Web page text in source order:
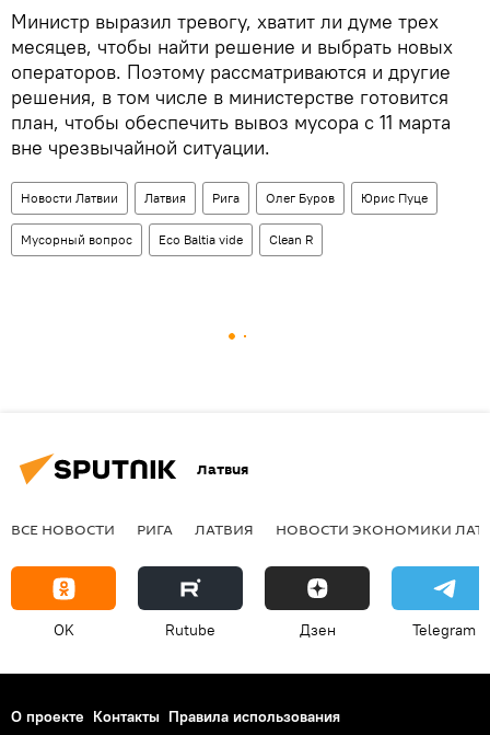
Министр выразил тревогу, хватит ли думе трех
месяцев, чтобы найти решение и выбрать новых
операторов. Поэтому рассматриваются и другие
решения, в том числе в министерстве готовится
план, чтобы обеспечить вывоз мусора с 11 марта
вне чрезвычайной ситуации.
Новости Латвии Латвия Рига Олег Буров Юрис Пуце
Мусорный вопрос Eco Baltia vide Clean R
Латвия
ВСЕ НОВОСТИ РИГА ЛАТВИЯ НОВОСТИ ЭКОНОМИКИ
OK Rutube Дзен Telegram
О проекте Контакты Правила использования